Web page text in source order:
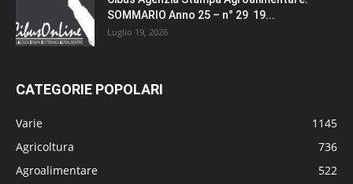
SOMMARIO Anno 25 – n° 29 19...
Luglio 19, 2026
CATEGORIE POPOLARI
Varie
1145
Agricoltura
736
Agroalimentare
522